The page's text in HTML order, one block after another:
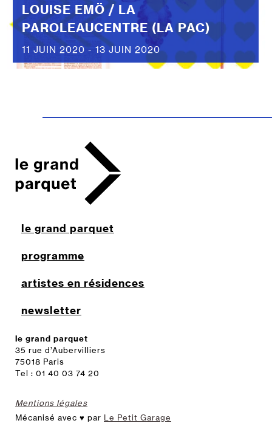
LOUISE EMÖ / LA
PAROLEAUCENTRE (LA PAC)
11 JUIN 2020 - 13 JUIN 2020
le grand parquet
35 rue d’Aubervilliers
75018 Paris
Tel : 01 40 03 74 20
Mentions légales
Mécanisé avec ♥ par Le Petit Garage
le grand parquet
programme
artistes en résidences
newsletter